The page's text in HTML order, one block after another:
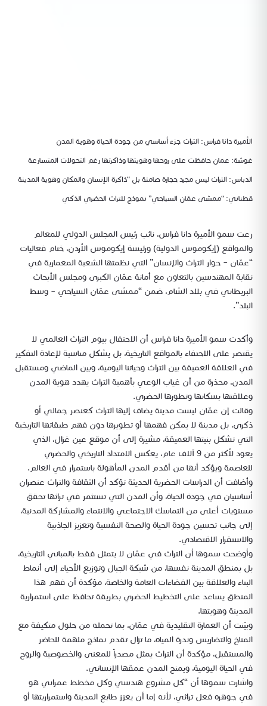
الأميرة دانا فراس: التراث جزء أساسي من جودة الحياة وهوية المدن
غوشة: عمان حافظت على روحها وهويتها وذاكرتها رغم التحولات المتسارعة
الدباس: التراث ليس مجرد حجارة صامتة بل “ذاكرة الإنسان والمكان وهوية المدينة
قطناني: “ممشى عمّان السياحي” نموذج للتراث الحضري الذكي
رعت سمو الأميرة دانا فراس، نائب رئيس المجلس الدولي للمعالم
والمواقع (إيكوموس الدولية) ورئيسة إيكوموس الأردن، ختام فعاليات
“عمّان – حوار التراث والإنسان” التي نظمتها الشعبة المعمارية في
نقابة المهندسين بالتعاون مع أمانة عمّان الكبرى ومجلس الأبحاث
البريطاني في بلاد الشام، ضمن “ممشى عمّان السياحي – وسط
البلد”.
وأكدت سمو الأميرة دانا فراس أن الاحتفال بيوم التراث العالمي لا
يقتصر على الاحتفاء بالمواقع التاريخية، بل يشكل مناسبة لإعادة التفكير
في العلاقة العميقة بين التراث وحياتنا اليومية، وبين الماضي ومستقبل
المدن، محذرة من أن غياب الوعي بأهمية التراث يهدد هوية المدن
وعلاقتها بسكانها وتطورها الحضري.
وقالت إن عمّان ليست مدينة يضاف إليها التراث كعنصر جمالي أو
ذكرى، بل مدينة لا يمكن فهمها أو تطويرها دون فهم طبقاتها التاريخية
التي تشكل بنيتها العميقة، مشيرة إلى أن موقع عين غزال، الذي
يعود لأكثر من 9 آلاف عام، يعكس الامتداد التاريخي والحضري
للعاصمة ويؤكد أنها من أقدم المدن المأهولة باستمرار في العالم.
وأضافت أن الدراسات الحضرية الحديثة تؤكد أن الثقافة والتراث عنصران
أساسيان في جودة الحياة، وأن المدن التي تستثمر في تراثها تحقق
مستويات أعلى من التماسك الاجتماعي والانتماء والمشاركة المدنية،
إلى جانب تحسين جودة الحياة والصحة النفسية وتعزيز الجاذبية
والاستقرار الاقتصادي.
وأوضحت سموها أن التراث في عمّان لا يتمثل فقط بالمباني التاريخية،
بل بمنطق المدينة نفسها، من شبكة الجبال وتوزيع الأحياء إلى أنماط
البناء والعلاقة بين الفضاءات العامة والخاصة، مؤكدة أن فهم هذا
المنطق يساعد على التخطيط الحضري بطريقة تحافظ على استمرارية
المدينة وهويتها.
وبيّنت أن العمارة التقليدية في عمّان، بما تحمله من حلول متكيفة مع
المناخ والتضاريس وندرة المياه، ما تزال تقدم نماذج ملهمة للحاضر
والمستقبل، مؤكدة أن التراث يمثل مصدراً للمعنى والخصوصية والروح
في الحياة اليومية، ويمنح المدن عمقها الإنساني.
واشارت سموها أن “كل مشروع هندسي وكل مخطط عمراني هو
في جوهره فعل تراثي، لأنه إما أن يعزز طابع المدينة واستمراريتها أو